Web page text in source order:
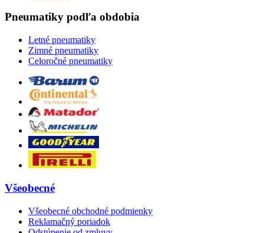
Pneumatiky podľa obdobia
Letné pneumatiky
Zimné pneumatiky
Celoročné pneumatiky
Všeobecné
Všeobecné obchodné podmienky
Reklamačný poriadok